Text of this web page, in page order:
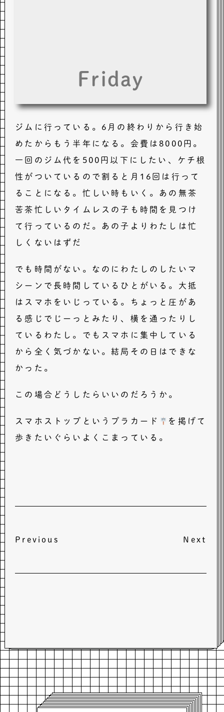
Friday
ジムに行っている。6月の終わりから行き始
めたからもう半年になる。会費は8000円。
一回のジム代を500円以下にしたい、ケチ根
性がついているので割ると月16回は行って
ることになる。忙しい時もいく。あの無茶
苦茶忙しいタイムレスの子も時間を見つけ
て行っているのだ。あの子よりわたしは忙
しくないはずだ
でも時間がない。なのにわたしのしたいマ
シーンで長時間しているひとがいる。大抵
はスマホをいじっている。ちょっと圧があ
る感じでじーっとみたり、横を通ったりし
ているわたし。でもスマホに集中している
から全く気づかない。結局その日はできな
かった。
この場合どうしたらいいのだろうか。
スマホストップというプラカード を掲げて
歩きたいぐらいよくこまっている。
Previous Next